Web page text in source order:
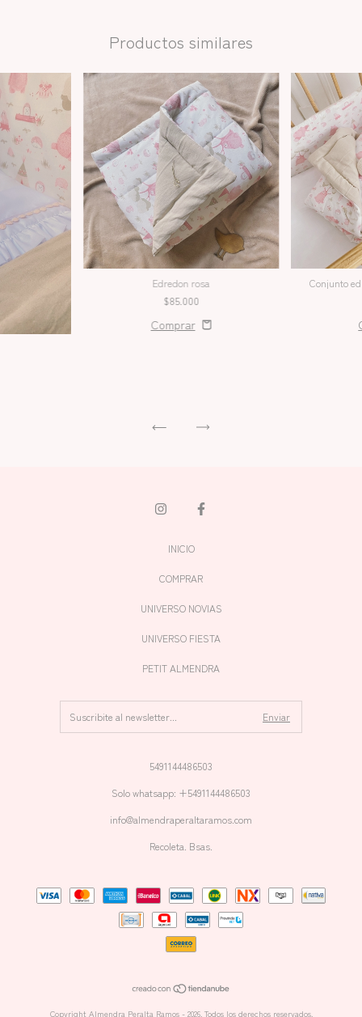
Productos similares
Edredon rosa
$85.000
Conjunto
INICIO
COMPRAR
UNIVERSO NOVIAS
UNIVERSO FIESTA
PETIT ALMENDRA
5491144486503
Solo whatsapp: +5491144486503
info@almendraperaltaramos.com
Recoleta. Bsas.
Copyright Almendra Peralta Ramos - 2026. Todos los derechos reservados.